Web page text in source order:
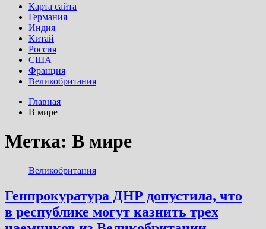
Карта сайта
Германия
Индия
Китай
Россия
США
Франция
Великобритания
Главная
В мире
Метка: В мире
Великобритания
Генпрокуратура ДНР допустила, что
в республике могут казнить трех